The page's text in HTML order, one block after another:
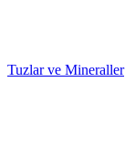
Tuzlar ve Mineraller